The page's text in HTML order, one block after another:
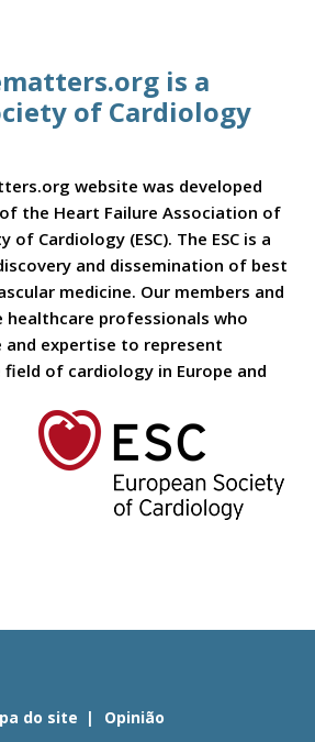
is a
of Cardiology
website was developed
the Heart Failure Association of
of Cardiology (ESC). The ESC is a
and dissemination of best
medicine. Our members and
healthcare professionals who
expertise to represent
of cardiology in Europe and
do site Opinião